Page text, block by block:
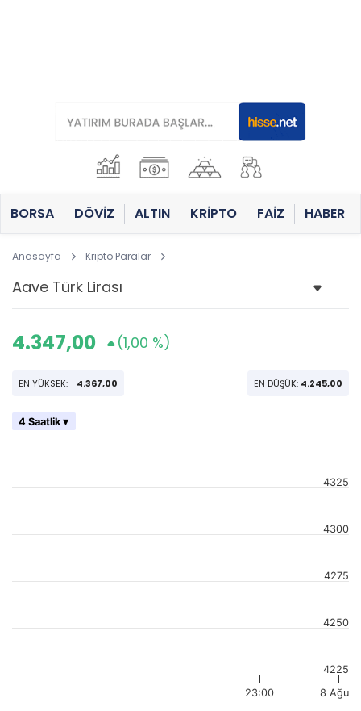
BORSA DÖVİZ ALTIN KRİPTO FAİZ HABER
Anasayfa Kripto Paralar
4.347,00 (1,00 %)
EN YÜKSEK: 4.367,00 EN DÜŞÜK: 4.245,00
4 Saatlik ▾
23:00 8 Ağu
4225
4250
4275
4300
4325